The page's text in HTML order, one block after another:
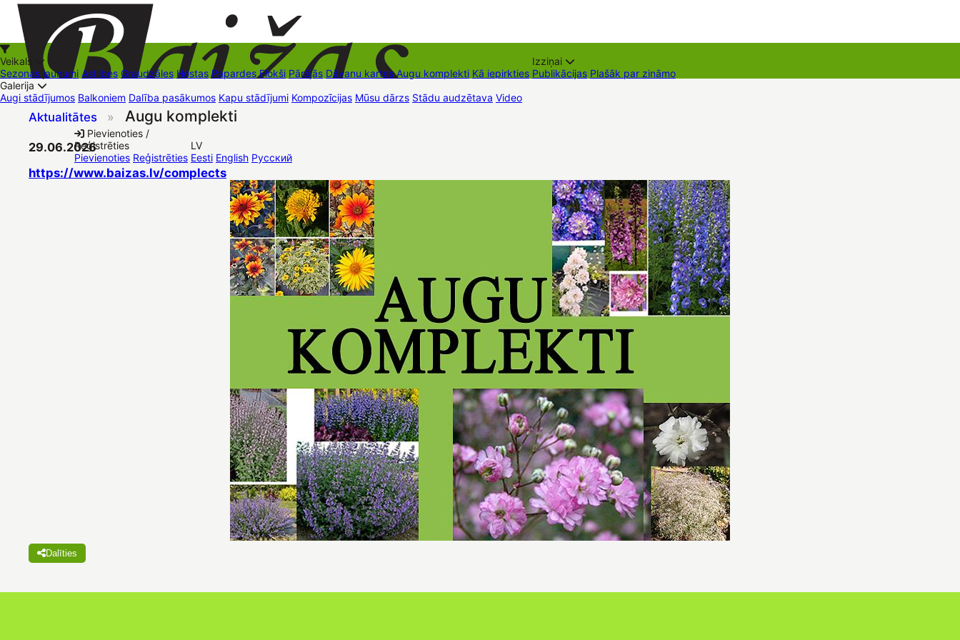
+37126545879 baizas@baizas.lv
Pievienoties /
Reģistrēties
Pievienoties Reģistrēties
LV
Eesti English Русский
Veikals
Sezonas jaunumi Astilbes Graudzāles Hostas Papardes Flokši Pārējās Dāvanu kartes Augu komplekti Kā iepirkties
Izziņai
Publikācijas Plašāk par zināmo
Galerija
Augi stādījumos Balkoniem Dalība pasākumos Kapu stādījumi Kompozīcijas Mūsu dārzs Stādu audzētava Video
Aktualitātes » Augu komplekti
29.06.2026
https://www.baizas.lv/complects
Dalīties